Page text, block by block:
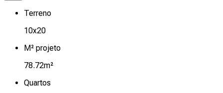
Terreno
10x20
M² projeto
78.72m²
Quartos